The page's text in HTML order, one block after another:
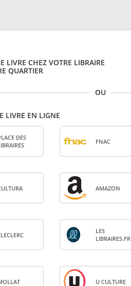
LIVRE CHEZ VOTRE LIBRAIRE
QUARTIER
OU
LIVRE EN LIGNE
DES
FNAC
AMA­ZON
LES
LIBRAIRES.FR
U CULTURE